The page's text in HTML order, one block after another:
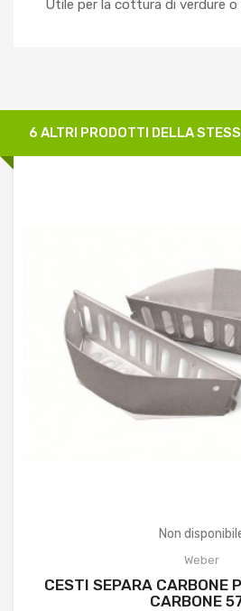
Utile per la cottura di verdure
6 ALTRI PRODOTTI DELLA
Non
Weber
CESTI SEPARA CARBONE
CARBONE